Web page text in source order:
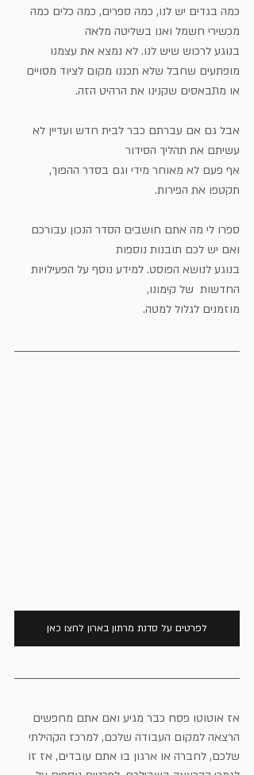
כמה בגדים יש לנו, כמה ספרים, כמה כלים כמה
מכשירי חשמל ואנו בשליטה מלאה
בנוגע לרכוש שיש לנו. לא נמצא את עצמנו
מופתעים שחבל שלא תכננו מקום לציוד מסויים
או מתבאסים שקנינו את הרהיט הזה.
אבל גם אם עברתם כבר לבית חדש ועדיין לא
עשיתם את תהליך הסידור
אף פעם לא מאוחר מידי וגם בסדר ההפוך,
תקטפו את הפירות.
ספרו לי מה אתם חושבים הסדר הנכון עבורכם
ואם יש לכם תובנות נוספות
בנוגע לנושא הפוסט. למידע נוסף על הפעילויות
החדשות  של קימונו,
מוזמנים לגלול למטה.
לפרטים על סדנת מרתון בארון לחצו כאן
אז אוטוטו פסח כבר מגיע ואם אתם מחפשים
הרצאה למקום העבודה שלכם, למרכז הקהילתי
שלכם, לחברה או ארגון בו אתם עובדים, אז זו